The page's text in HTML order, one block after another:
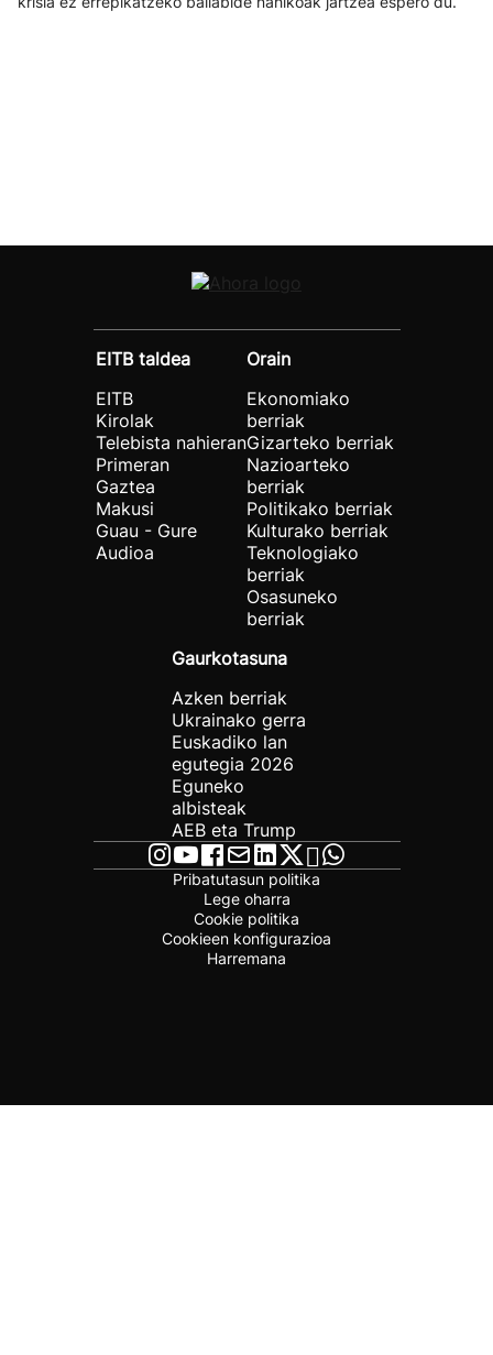
EITB taldea
EITB
Kirolak
Telebista nahieran
Primeran
Gaztea
Makusi
Guau - Gure
Audioa
Orain
Ekonomiako
berriak
Gizarteko berriak
Nazioarteko
berriak
Politikako berriak
Kulturako berriak
Teknologiako
berriak
Osasuneko
berriak
Gaurkotasuna
Azken berriak
Ukrainako gerra
Euskadiko lan
egutegia 2026
Eguneko
albisteak
AEB eta Trump
Pribatutasun politika
Lege oharra
Cookie politika
Cookieen konfigurazioa
Harremana